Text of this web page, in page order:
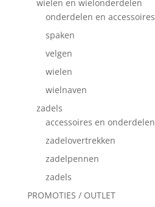
wielen en wielonderdelen
onderdelen en accessoires
spaken
velgen
wielen
wielnaven
zadels
accessoires en onderdelen
zadelovertrekken
zadelpennen
zadels
PROMOTIES / OUTLET